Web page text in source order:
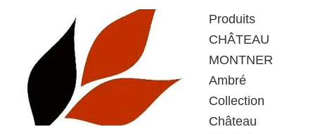
Produits
CHÂTEAU
MONTNER
Ambré
Collection
Château